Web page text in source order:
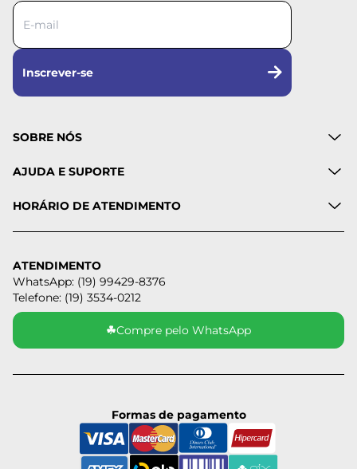
Inscrever-se
SOBRE NÓS
AJUDA E SUPORTE
HORÁRIO DE ATENDIMENTO
ATENDIMENTO
WhatsApp: (19) 99429-8376
Telefone: (19) 3534-0212
☘Compre pelo WhatsApp
Formas de pagamento